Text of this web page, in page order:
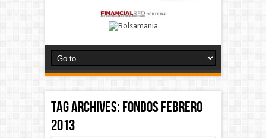
Tag Archives:fondos febrero
2013